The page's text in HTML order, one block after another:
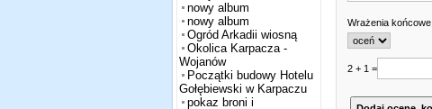
nowy album
nowy album
Ogród Arkadii wiosną
Okolica Karpacza -
Wojanów
Początki budowy Hotelu
Gołębiewski w Karpaczu
pokaz broni i
Wrażenia końcowe
2 + 1 =